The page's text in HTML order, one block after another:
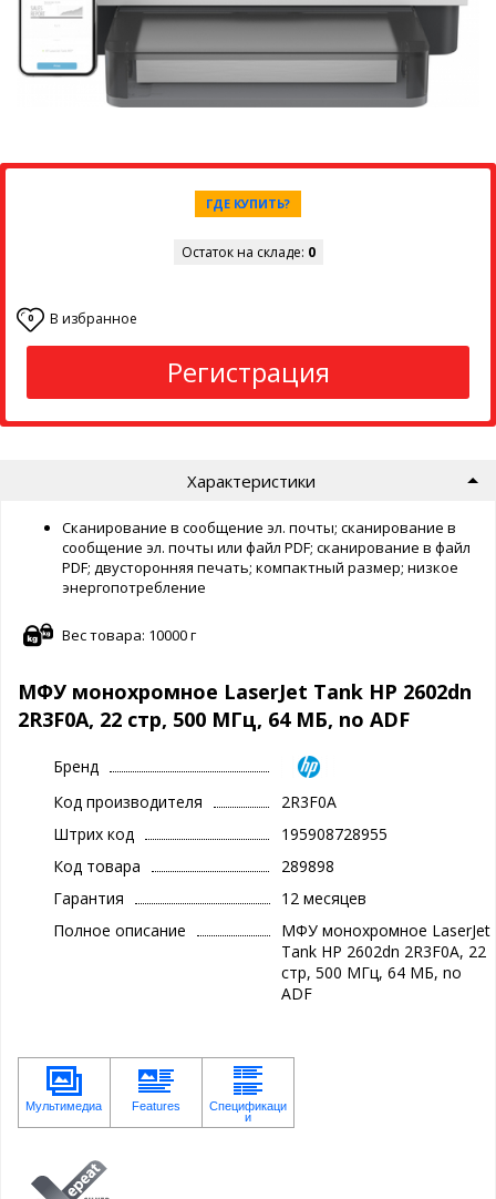
ГДЕ КУПИТЬ?
Остаток на складе: 0
0 В избранное
Регистрация
Характеристики
Сканирование в сообщение эл. почты; сканирование в
сообщение эл. почты или файл PDF; сканирование в файл
PDF; двусторонняя печать; компактный размер; низкое
энергопотребление
Вес товара: 10000 г
МФУ монохромное LaserJet Tank HP 2602dn
2R3F0A, 22 стр, 500 МГц, 64 МБ, no ADF
Бренд
Код производителя
2R3F0A
Штрих код
195908728955
Код товара
289898
Гарантия
12 месяцев
Полное описание
МФУ монохромное LaserJet
Tank HP 2602dn 2R3F0A, 22
стр, 500 МГц, 64 МБ, no
ADF